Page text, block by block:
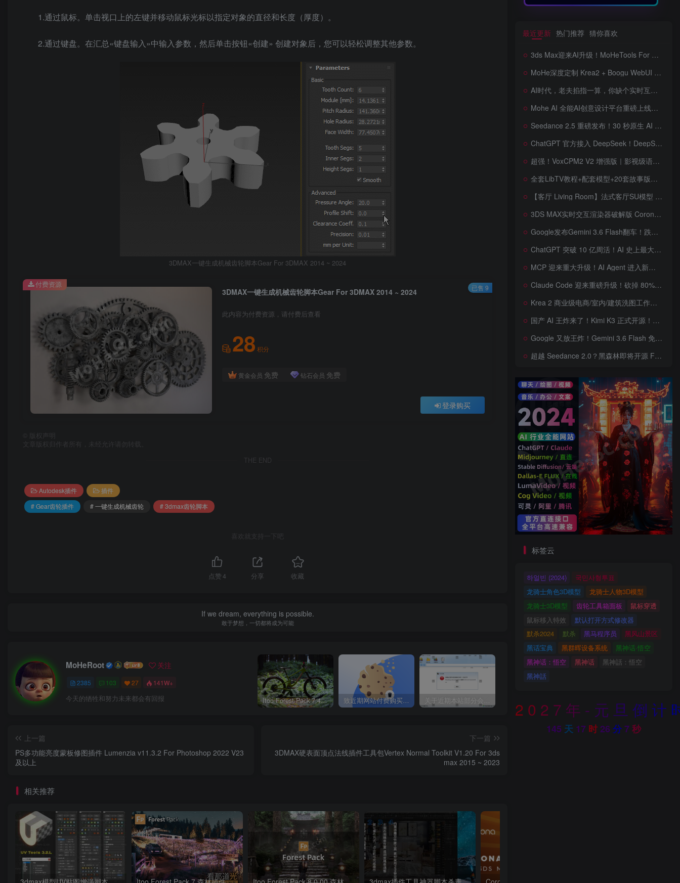
1.通过鼠标。单击视口上的左键并移动鼠标光标以指定对象的直径和长度（厚度）。
2.通过键盘。在汇总«键盘输入»中输入参数，然后单击按钮«创建» 创建对象后，您可以轻松调整其他参数。
3DMAX一键生成机械齿轮脚本Gear For 3DMAX 2014 ~ 2024
3DMAX一键生成机械齿轮脚本Gear For 3DMAX 2014 ~ 2024
此内容为付费资源，请付费后查看
28 积分
黄金会员 免费 钻石会员 免费
登录购买
付费资源 已售 9
版权声明
文章版权归作者所有，未经允许请勿转载。
THE END
Autodesk插件
插件
# Gear齿轮插件
# 一键生成机械齿轮 # 3dmax齿轮脚本
喜欢就支持一下吧
点赞4 分享 收藏
If we dream, everything is possible.
敢于梦想，一切都将成为可能
MoHeRoot 关注
2385 103 27 141W+
今天的牺牲和努力未来都会有回报 Itoo Forest Pack 7.4.20 森林插件 For 3DSMAX 2014 ~ 2023 汉化永久版 致近期网站付费购买资源及会员用户后，网页显示依然没有购买解决方法！ 关于近期本站部分会员反馈解压文件解压到一半失败出错的说明
上一篇
PS多功能亮度蒙板修图插件 Lumenzia v11.3.2 For Photoshop 2022 V23
及以上
下一篇
3DMAX硬表面顶点法线插件工具包Vertex Normal Toolkit V1.20 For 3ds
max 2015 ~ 2023
相关推荐
最近更新 热门推荐 猜你喜欢
3ds Max迎来AI升级！MoHeTools For 3ds Max 2012 ~ 2026 智能工具箱插件发布，支持AI 3D建模、文生图、图生图、效果图生成，全面提升室内设计效率
MoHe深度定制 Krea2 + Boogu WebUI v2.0 重磅发布！专为 AI 室内设计师打造，一键切换定制工作流，彻底告别 ComfyUI 复杂节点，一键生图！
AI时代，老夫掐指一算，你缺个实时互动的 AI 赛博女友！无需 API、完全免费、实时语音互动，零延迟打造专属 AI 数字女友，附本地部署教程！
Mohe AI 全能AI创意设计平台重磅上线！一站式AI提示词词库·对话·绘画·画廊·推流AI创意神器与AIGC展示平台系统全面升级！
Seedance 2.5 重磅发布！30 秒原生 AI 视频、50 个多模态参考、原位编辑全上线，告别抽卡盲盒，AI 视频正式进入导演时代！
ChatGPT 官方接入 DeepSeek！DeepSeek V4 Flash 0731 重磅开源发布！AI 编程能力全面升级，支持识图、支持 Responses API，本地部署全攻略！
超强！VoxCPM2 V2 增强版｜影视级语音克隆，音色永久保存，文字转语音+AI声音克隆+方言 + ai语音设计+多人对话 + 字幕全搞定
全套LibTV教程+配套模型+20套故事版参考(含提示词)轻松学会AI短剧制作，全套教程走过路过不要错过想在家里赚钱的就学习起来
【客厅 Living Room】法式客厅SU模型 French-style living room SketchUp model
3DS MAX实时交互渲染器破解版 Corona Render 15 Hotfix 2 For 3ds Max 2018 ~ 2027 Win + 离线材质预设库
Google发布Gemini 3.6 Flash翻车！跌出全球智能榜前十！Google 新模型遭遇口碑争议，附个人一些使用体验——变慢/降智/弱智，Gemini现在真的是一团糟，Google版豆包！
ChatGPT 突破 10 亿周活！AI 史上最大用户奇迹背后，OpenAI 正面对一场百亿美元级商业挑战
MCP 迎来重大升级！AI Agent 进入新纪元，模型上下文协议全面重构，未来 AI 工具生态将被重新定义，AI工具接口进入倒计时开始！
Claude Code 迎来重磅升级！砍掉 80% 系统提示词一键瘦身优化，新增 /doctor 诊断命令，AI 编程效率再次提升
Krea 2 商业级电商/室内/建筑洗图工作流首次公开！三套工作流 + 三档预设 + JSON 反推，RAW、Turbo、Depth、4 倍增强一次学会
国产 AI 王炸来了！Kimi K3 正式开源！免费下载全球最大 2.8 万亿参数模型，国产开源 AI 首次逼近闭源天花板
Google 又放王炸！Gemini 3.6 Flash 免费开放，AI 编程、Agent 能力暴涨，开发者必体验的新一代 AI 模型，性能再次刷新纪录
超越 Seedance 2.0？黑森林即将开源 FLUX 3 Dev！Self-Flow 世界模型首次曝光，20 秒音画同步 AI 视频时代来了！
标签云
하얼빈 (2024)
국민사형투표
龙骑士角色3D模型
龙骑士人物3D模型
龙骑士3D模型
齿轮工具箱面板
鼠标穿透
鼠标移入特效
默认打开方式修改器
默杀2024
默杀 黑马程序员
黑风山景区
黑话宝典
黑群晖设备系统
黑神话·悟空
黑神话：悟空
黑神话
黑神話：悟空
黑神話
2 0 2 7 年 - 元 旦 倒 计
145 天 17 时 26 分5秒